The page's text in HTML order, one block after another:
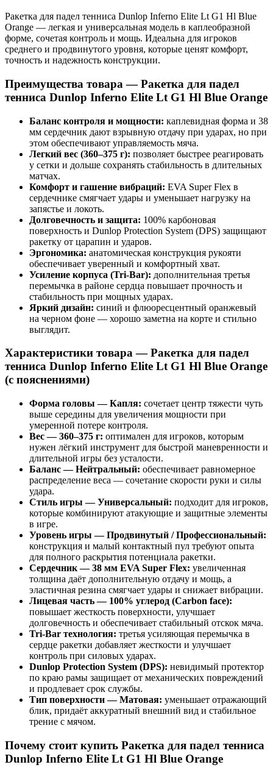
Ракетка для падел тенниса Dunlop Inferno Elite Lt G1 Hl Blue
Orange — легкая и универсальная модель в каплеобразной
форме, сочетая контроль и мощь. Идеальна для игроков
среднего и продвинутого уровня, которые ценят комфорт,
точность и надежность конструкции.
Преимущества товара — Ракетка для падел
тенниса Dunlop Inferno Elite Lt G1 Hl Blue Orange
Баланс контроля и мощности: каплевидная форма и 38
мм сердечник дают взрывную отдачу при ударах, но при
этом обеспечивают управляемость мяча.
Легкий вес (360–375 г): позволяет быстрее реагировать
у сетки и дольше сохранять стабильность в длительных
матчах.
Комфорт и гашение вибраций: EVA Super Flex в
сердечнике смягчает удары и уменьшает нагрузку на
запястье и локоть.
Долговечность и защита: 100% карбоновая
поверхность и Dunlop Protection System (DPS) защищают
ракетку от царапин и ударов.
Эргономика: анатомическая конструкция рукояти
обеспечивает уверенный и комфортный хват.
Усиление корпуса (Tri-Bar): дополнительная третья
перемычка в районе сердца повышает прочность и
стабильность при мощных ударах.
Яркий дизайн: синий и флюоресцентный оранжевый
на черном фоне — хорошо заметна на корте и стильно
выглядит.
Характеристики товара — Ракетка для падел
тенниса Dunlop Inferno Elite Lt G1 Hl Blue Orange
(с пояснениями)
Форма головы — Капля: сочетает центр тяжести чуть
выше середины для увеличения мощности при
умеренной потерe контроля.
Вес — 360–375 г: оптимален для игроков, которым
нужен лёгкий инструмент для быстрой маневренности и
длительной игры без усталости.
Баланс — Нейтральный: обеспечивает равномерное
распределение веса — сочетание скорости руки и силы
удара.
Стиль игры — Универсальный: подходит для игроков,
которые комбинируют атакующие и защитные элементы
в игре.
Уровень игры — Продвинутый / Профессиональный:
конструкция и малый контактный пул требуют опыта
для полного раскрытия потенциала ракетки.
Сердечник — 38 мм EVA Super Flex: увеличенная
толщина даёт дополнительную отдачу и мощь, а
эластичная резина смягчает удары и снижает вибрации.
Лицевая часть — 100% углерод (Carbon face):
повышает жесткость поверхности, улучшает
долговечность и обеспечивает стабильный отскок мяча.
Tri-Bar технология: третья усиляющая перемычка в
сердце ракетки добавляет жесткости и улучшает
контроль при силовых ударах.
Dunlop Protection System (DPS): невидимый протектор
по краю рамы защищает от механических повреждений
и продлевает срок службы.
Тип поверхности — Матовая: уменьшает отражающий
блик, придаёт аккуратный внешний вид и стабильное
трение с мячом.
Почему стоит купить Ракетка для падел тенниса
Dunlop Inferno Elite Lt G1 Hl Blue Orange